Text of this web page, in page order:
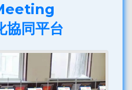
協同平台